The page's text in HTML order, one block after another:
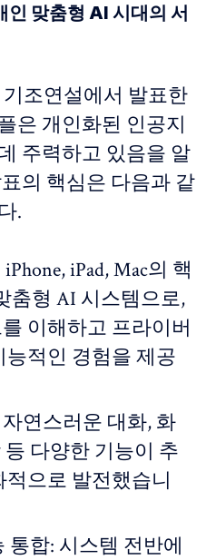
맞춤형 AI 시대의 서
조연설에서 발표한
은 개인화된 인공지
주력하고 있음을 알
의 핵심은 다음과 같
.
iPad, Mac의 핵
춤형 AI 시스템으로,
이해하고 프라이버
적인 경험을 제공
연스러운 대화, 화
다양한 기능이 추
으로 발전했습니
통합: 시스템 전반에